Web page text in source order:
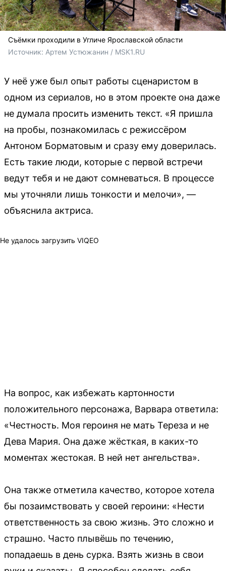
Съёмки проходили в Угличе Ярославской области
Источник: Артем Устюжанин / MSK1.RU
У неё уже был опыт работы сценаристом в
одном из сериалов, но в этом проекте она даже
не думала просить изменить текст. «Я пришла
на пробы, познакомилась с режиссёром
Антоном Борматовым и сразу ему доверилась.
Есть такие люди, которые с первой встречи
ведут тебя и не дают сомневаться. В процессе
мы уточняли лишь тонкости и мелочи», —
объяснила актриса.
Не удалось загрузить VIQEO
На вопрос, как избежать картонности
положительного персонажа, Варвара ответила:
«Честность. Моя героиня не мать Тереза и не
Дева Мария. Она даже жёсткая, в каких-то
моментах жестокая. В ней нет ангельства».
Она также отметила качество, которое хотела
бы позаимствовать у своей героини: «Нести
ответственность за свою жизнь. Это сложно и
страшно. Часто плывёшь по течению,
попадаешь в день сурка. Взять жизнь в свои